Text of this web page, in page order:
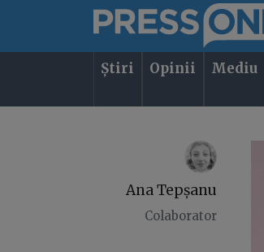
Știri Opinii Mediu
Ana Tepșanu
Colaborator